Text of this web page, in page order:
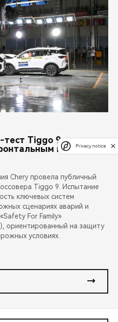
тест Tiggo 9 с
и задним
Chery провела публичный
Tiggo 9. Испытание
ключевых систем
сценариях аварий и
For Family»
ориентированный на защиту
условиях.
Privacy notice